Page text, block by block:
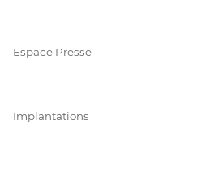
Espace Presse
Implantations